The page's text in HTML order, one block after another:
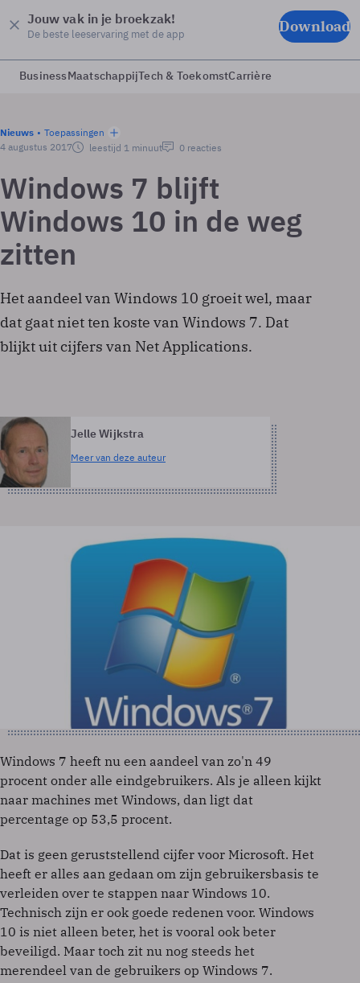
Jouw vak in je broekzak!
De beste leeservaring met de app Download
BusinessMaatschappijTech & ToekomstCarrière
Nieuws
Toepassingen
4 augustus 2017
leestijd 1 minuut 0 reacties
Windows 7 blijft
Windows 10 in de weg
zitten
Het aandeel van Windows 10 groeit wel, maar
dat gaat niet ten koste van Windows 7. Dat
blijkt uit cijfers van Net Applications.
Jelle Wijkstra
Meer van deze auteur
Windows 7 heeft nu een aandeel van zo'n 49
procent onder alle eindgebruikers. Als je alleen kijkt
naar machines met Windows, dan ligt dat
percentage op 53,5 procent.
Dat is geen geruststellend cijfer voor Microsoft. Het
heeft er alles aan gedaan om zijn gebruikersbasis te
verleiden over te stappen naar Windows 10.
Technisch zijn er ook goede redenen voor. Windows
10 is niet alleen beter, het is vooral ook beter
beveiligd. Maar toch zit nu nog steeds het
merendeel van de gebruikers op Windows 7.